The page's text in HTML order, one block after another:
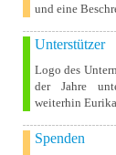
und eine
Unterstützer
Logo des
der Jahre
weiterhin
Spenden